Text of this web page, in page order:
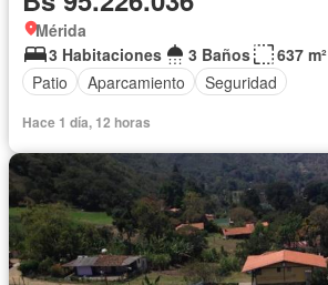
Mérida
3 Habitaciones
3 Baños
637 m²
Patio
Aparcamiento Seguridad
Hace 1 día, 12 horas